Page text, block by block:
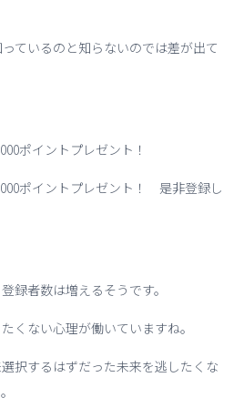
ているのと知らないのでは差が出て
ポイントプレゼント！
ポイントプレゼント！ 是非登録し
録者数は増えるそうです。
くない心理が働いていますね。
択するはずだった未来を逃したくな